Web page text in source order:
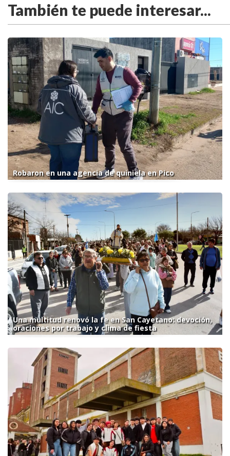
También te puede interesar...
Robaron en una agencia de quiniela en Pico
Una multitud renovó la fe en San Cayetano: devoción,
oraciones por trabajo y clima de fiesta